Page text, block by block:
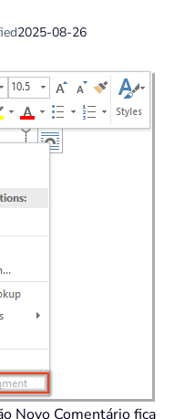
2025-08-26
Novo Comentário fica